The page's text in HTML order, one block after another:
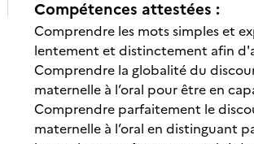
Compétences attestées :
Comprendre les mots simples et
lentement et distinctement afin
Comprendre la globalité du
maternelle à l’oral pour être en
Comprendre parfaitement le
maternelle à l’oral en distinguant